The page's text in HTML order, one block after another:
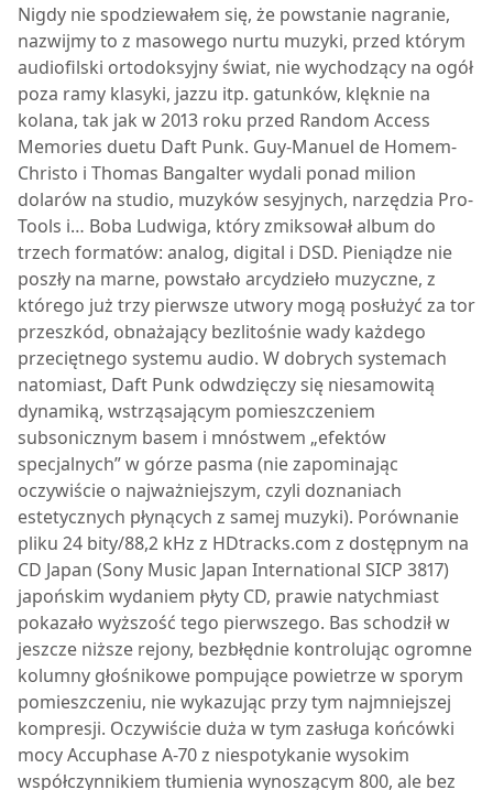
Nigdy nie spodziewałem się, że powstanie nagranie,
nazwijmy to z masowego nurtu muzyki, przed którym
audiofilski ortodoksyjny świat, nie wychodzący na ogół
poza ramy klasyki, jazzu itp. gatunków, klęknie na
kolana, tak jak w 2013 roku przed Random Access
Memories duetu Daft Punk. Guy-Manuel de Homem-
Christo i Thomas Bangalter wydali ponad milion
dolarów na studio, muzyków sesyjnych, narzędzia Pro-
Tools i… Boba Ludwiga, który zmiksował album do
trzech formatów: analog, digital i DSD. Pieniądze nie
poszły na marne, powstało arcydzieło muzyczne, z
którego już trzy pierwsze utwory mogą posłużyć za tor
przeszkód, obnażający bezlitośnie wady każdego
przeciętnego systemu audio. W dobrych systemach
natomiast, Daft Punk odwdzięczy się niesamowitą
dynamiką, wstrząsającym pomieszczeniem
subsonicznym basem i mnóstwem „efektów
specjalnych” w górze pasma (nie zapominając
oczywiście o najważniejszym, czyli doznaniach
estetycznych płynących z samej muzyki). Porównanie
pliku 24 bity/88,2 kHz z HDtracks.com z dostępnym na
CD Japan (Sony Music Japan International SICP 3817)
japońskim wydaniem płyty CD, prawie natychmiast
pokazało wyższość tego pierwszego. Bas schodził w
jeszcze niższe rejony, bezbłędnie kontrolując ogromne
kolumny głośnikowe pompujące powietrze w sporym
pomieszczeniu, nie wykazując przy tym najmniejszej
kompresji. Oczywiście duża w tym zasługa końcówki
mocy Accuphase A-70 z niespotykanie wysokim
współczynnikiem tłumienia wynoszącym 800, ale bez